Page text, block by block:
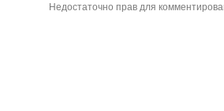
Недостаточно прав для